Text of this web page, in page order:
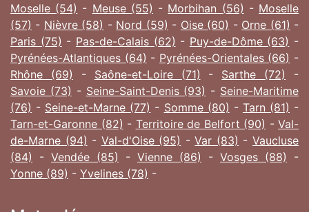
Moselle (54) - Meuse (55) - Morbihan (56) - Moselle
(57) - Nièvre (58) - Nord (59) - Oise (60) - Orne (61) -
Paris (75) - Pas-de-Calais (62) - Puy-de-Dôme (63) -
Pyrénées-Atlantiques (64) - Pyrénées-Orientales (66) -
Rhône (69) - Saône-et-Loire (71) - Sarthe (72)
-
Savoie (73) - Seine-Saint-Denis (93) - Seine-Maritime
(76) - Seine-et-Marne (77) - Somme (80) - Tarn (81) -
Tarn-et-Garonne (82) - Territoire de Belfort (90) - Val-
de-Marne (94) - Val-d'Oise (95) -Var (83) -Vaucluse
(84) - Vendée (85) - Vienne (86) - Vosges (88) -
Yonne (89) - Yvelines (78) -